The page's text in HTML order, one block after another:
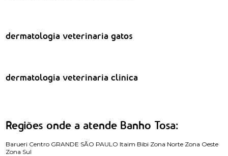
dermatologia veterinaria gatos
dermatologia veterinaria clinica
Regiões onde a atende Banho Tosa:
Barueri Centro GRANDE SÃO PAULO Itaim Bibi Zona Norte Zona Oeste
Zona Sul